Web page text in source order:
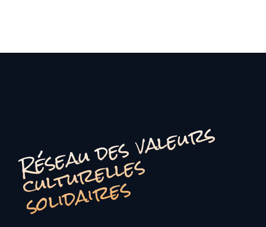
R
é
s
e
a
u
d
e
s
v
a
l
e
u
r
s
c
u
l
t
u
r
e
l
l
e
s
s
o
li
d
ai
r
e
s